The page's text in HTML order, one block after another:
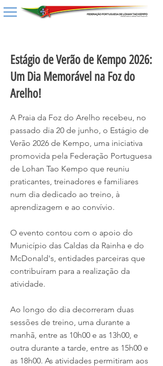
Estágio de Verão de Kempo 2026:
Um Dia Memorável na Foz do
Arelho!
A Praia da Foz do Arelho recebeu, no
passado dia 20 de junho, o Estágio de
Verão 2026 de Kempo, uma iniciativa
promovida pela Federação Portuguesa
de Lohan Tao Kempo que reuniu
praticantes, treinadores e familiares
num dia dedicado ao treino, à
aprendizagem e ao convívio.
O evento contou com o apoio do
Município das Caldas da Rainha e do
McDonald's, entidades parceiras que
contribuíram para a realização da
atividade.
Ao longo do dia decorreram duas
sessões de treino, uma durante a
manhã, entre as 10h00 e as 13h00, e
outra durante a tarde, entre as 15h00 e
as 18h00. As atividades permitiram aos